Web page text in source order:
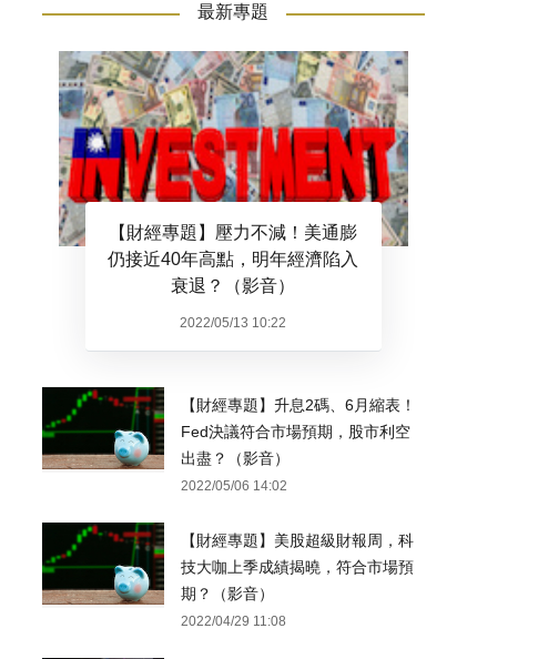
最新專題
【財經專題】壓力不減！美通膨
仍接近40年高點，明年經濟陷入
衰退？（影音）
2022/05/13 10:22
【財經專題】升息2碼、6月縮表！
Fed決議符合市場預期，股市利空
出盡？（影音）
2022/05/06 14:02
【財經專題】美股超級財報周，科
技大咖上季成績揭曉，符合市場預
期？（影音）
2022/04/29 11:08